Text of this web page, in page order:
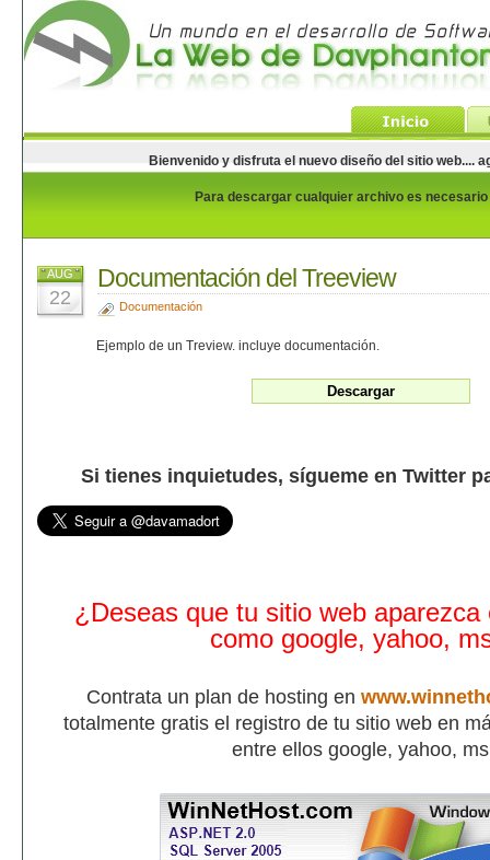
Bienvenido y disfruta el nuevo diseño del sitio web....
Para descargar cualquier archivo es
AUG
22
Documentación del Treeview
Documentación
Ejemplo de un Treview. incluye documentación.
Si tienes inquietudes, sígueme en Twitter
¿Deseas que tu sitio web aparezca
como google, yahoo,
Contrata un plan de hosting en
totalmente gratis el registro de tu sitio web en
entre ellos google, yahoo,